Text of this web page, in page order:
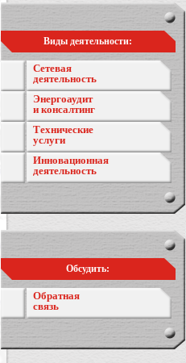
Виды деятельности:
Сетевая
деятельность
Энергоаудит
и консалтинг
Технические
услуги
Инновационная
деятельность
Обсудить:
Обратная
связь